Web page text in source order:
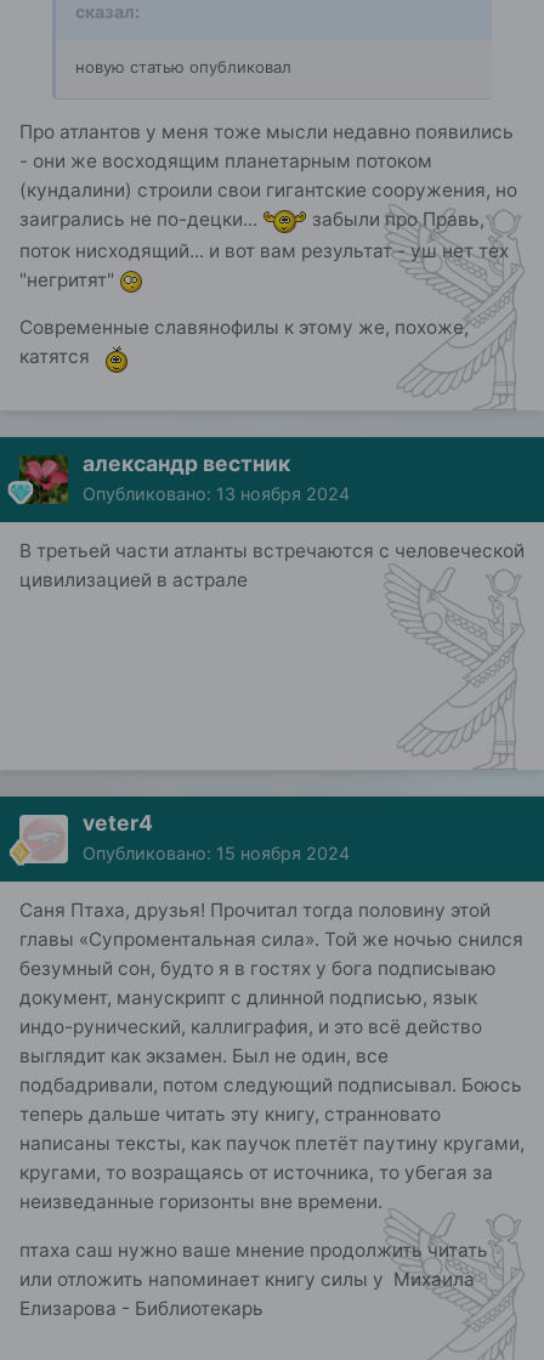
сказал:
новую статью опубликовал
Про атлантов у меня тоже мысли недавно появились
- они же восходящим планетарным потоком
(кундалини) строили свои гигантские сооружения, но
заигрались не по-децки...
забыли про Правь,
поток нисходящий... и вот вам результат - уш нет тех
"негритят"
Современные славянофилы к этому же, похоже,
катятся
александр вестник
Опубликовано: 13 ноября 2024
В третьей части атланты встречаются с человеческой
цивилизацией в астрале
veter4
Опубликовано: 15 ноября 2024
Саня Птаха, друзья! Прочитал тогда половину этой
главы «Супроментальная сила». Той же ночью снился
безумный сон, будто я в гостях у бога подписываю
документ, манускрипт с длинной подписью, язык
индо-рунический, каллиграфия, и это всё действо
выглядит как экзамен. Был не один, все
подбадривали, потом следующий подписывал. Боюсь
теперь дальше читать эту книгу, странновато
написаны тексты, как паучок плетёт паутину кругами,
кругами, то возращаясь от источника, то убегая за
неизведанные горизонты вне времени.
птаха саш нужно ваше мнение продолжить читать
или отложить напоминает книгу силы у Михаила
Елизарова - Библиотекарь